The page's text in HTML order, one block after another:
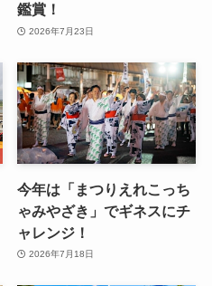
鑑賞！
2026年7月23日
今年は「まつりえれこっち
ゃみやざき」でギネスにチ
ャレンジ！
2026年7月18日